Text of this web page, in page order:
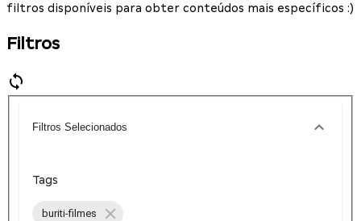
filtros disponíveis para obter conteúdos mais específicos :)
Filtros
Filtros Selecionados
Tags
buriti-filmes